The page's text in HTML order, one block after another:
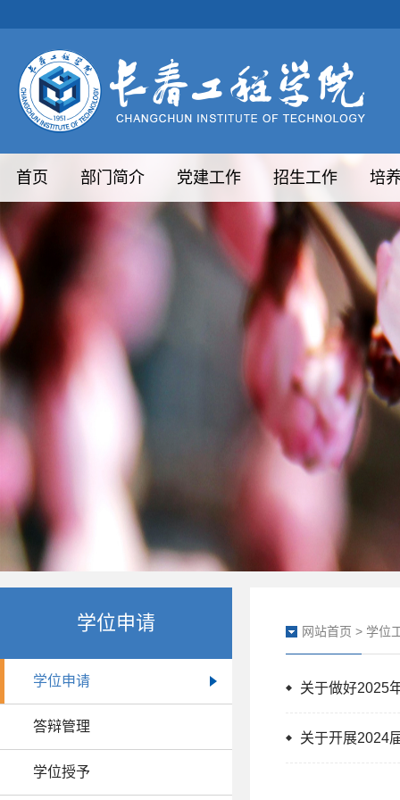
首页 部门简介 党建工作 招生工作 培
学位申请
学位申请
答辩管理
学位授予
网站首页 > 学位
关于做好2025
关于开展2024